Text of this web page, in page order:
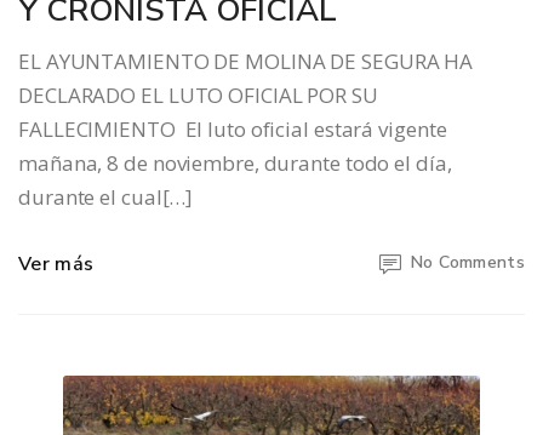
Y CRONISTA OFICIAL
EL AYUNTAMIENTO DE MOLINA DE SEGURA HA
DECLARADO EL LUTO OFICIAL POR SU
FALLECIMIENTO El luto oficial estará vigente
mañana, 8 de noviembre, durante todo el día,
durante el cual[…]
Ver más No Comments